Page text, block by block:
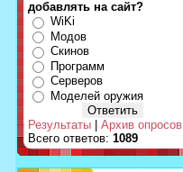
добавлять на сайт?
WiKi
Модов
Скинов
Программ
Серверов
Моделей оружия
Результаты
Архив опросов
Всего ответов: 1089